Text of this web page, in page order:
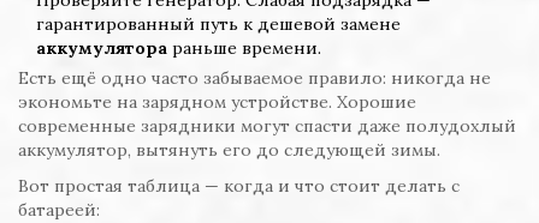
гарантированный путь к дешевой замене
аккумулятора раньше времени.
Есть ещё одно часто забываемое правило: никогда не
экономьте на зарядном устройстве. Хорошие
современные зарядники могут спасти даже полудохлый
аккумулятор, вытянуть его до следующей зимы.
Вот простая таблица — когда и что стоит делать с
батареей: